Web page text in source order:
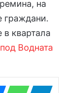
на
граждани.
квартала
Водната